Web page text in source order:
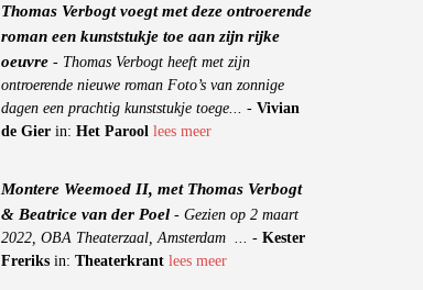
Thomas Verbogt voegt met deze ontroerende
roman een kunststukje toe aan zijn rijke
oeuvre - Thomas Verbogt heeft met zijn
ontroerende nieuwe roman Foto’s van zonnige
dagen een prachtig kunststukje toege... - Vivian
de Gier in: Het Parool lees meer
Montere Weemoed II, met Thomas Verbogt
& Beatrice van der Poel - Gezien op 2 maart
2022, OBA Theaterzaal, Amsterdam ... - Kester
Freriks in: Theaterkrant lees meer